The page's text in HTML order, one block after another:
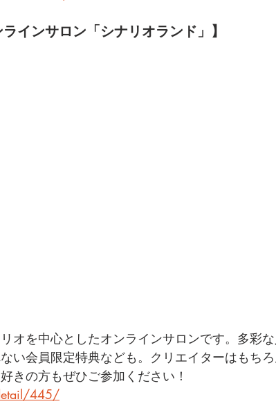
インサロン「シナリオランド」】
オを中心としたオンラインサロンです。多彩
い会員限定特典なども。クリエイターはもち
きの方もぜひご参加ください！
445/